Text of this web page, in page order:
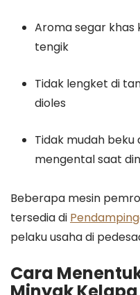
Aroma segar khas
tengik
Tidak lengket di
dioles
Tidak mudah beku
mengental saat
Beberapa mesin
tersedia di
pelaku usaha di
Cara